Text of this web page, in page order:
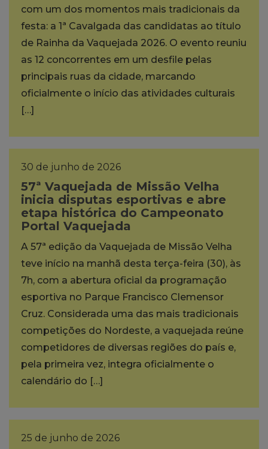
com um dos momentos mais tradicionais da
festa: a 1ª Cavalgada das candidatas ao título
de Rainha da Vaquejada 2026. O evento reuniu
as 12 concorrentes em um desfile pelas
principais ruas da cidade, marcando
oficialmente o início das atividades culturais
[…]
30 de junho de 2026
57ª Vaquejada de Missão Velha
inicia disputas esportivas e abre
etapa histórica do Campeonato
Portal Vaquejada
A 57ª edição da Vaquejada de Missão Velha
teve início na manhã desta terça-feira (30), às
7h, com a abertura oficial da programação
esportiva no Parque Francisco Clemensor
Cruz. Considerada uma das mais tradicionais
competições do Nordeste, a vaquejada reúne
competidores de diversas regiões do país e,
pela primeira vez, integra oficialmente o
calendário do […]
25 de junho de 2026